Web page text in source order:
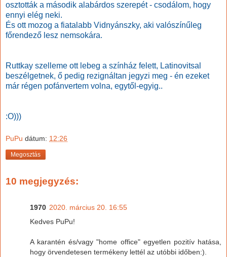
osztották a második alabárdos szerepét - csodálom, hogy
ennyi elég neki.
És ott mozog a fiatalabb Vidnyánszky, aki valószínűleg
főrendező lesz nemsokára.
Ruttkay szelleme ott lebeg a színház felett, Latinovitsal
beszélgetnek, ő pedig rezignáltan jegyzi meg - én ezeket
már régen pofánvertem volna, egytől-egyig..
:O)))
PuPu dátum: 12:26
Megosztás
10 megjegyzés:
1970 2020. március 20. 16:55
Kedves PuPu!
A karantén és/vagy "home office" egyetlen pozitív hatása,
hogy örvendetesen termékeny lettél az utóbbi időben:).